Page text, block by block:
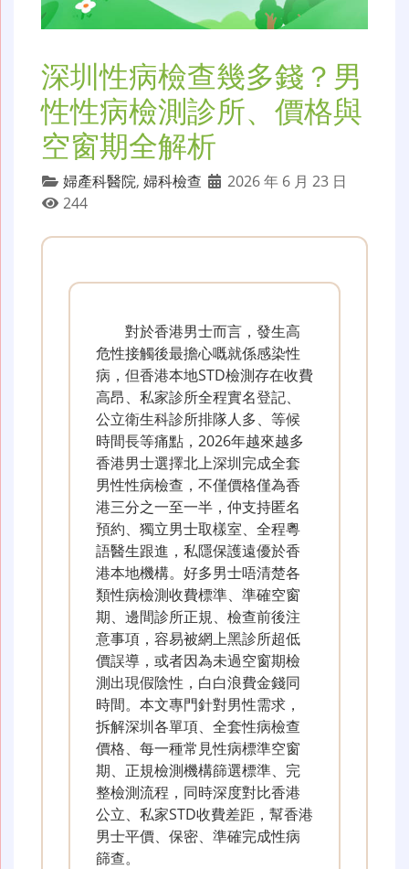
深圳性病檢查幾多錢？男
性性病檢測診所、價格與
空窗期全解析
婦產科醫院, 婦科檢查
2026 年 6 月 23 日
244
對於香港男士而言，發生高
危性接觸後最擔心嘅就係感染性
病，但香港本地STD檢測存在收費
高昂、私家診所全程實名登記、
公立衛生科診所排隊人多、等候
時間長等痛點，2026年越來越多
香港男士選擇北上深圳完成全套
男性性病檢查，不僅價格僅為香
港三分之一至一半，仲支持匿名
預約、獨立男士取樣室、全程粵
語醫生跟進，私隱保護遠優於香
港本地機構。好多男士唔清楚各
類性病檢測收費標準、準確空窗
期、邊間診所正規、檢查前後注
意事項，容易被網上黑診所超低
價誤導，或者因為未過空窗期檢
測出現假陰性，白白浪費金錢同
時間。本文專門針對男性需求，
拆解深圳各單項、全套性病檢查
價格、每一種常見性病標準空窗
期、正規檢測機構篩選標準、完
整檢測流程，同時深度對比香港
公立、私家STD收費差距，幫香港
男士平價、保密、準確完成性病
篩查。